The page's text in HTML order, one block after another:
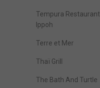
Tempura Restaurant
Ippoh
Terre et Mer
Thaï Grill
The Bath And Turtle